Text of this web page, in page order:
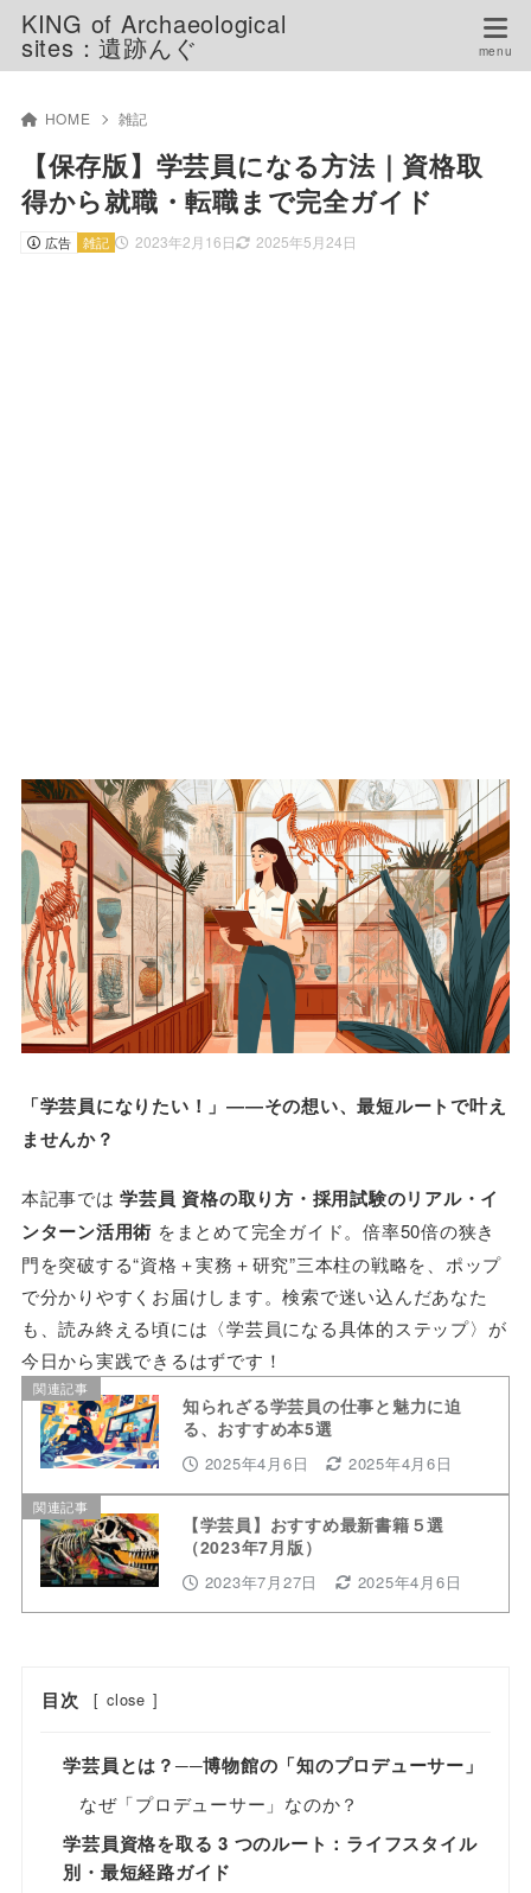
KING of Archaeological
sites：遺跡んぐ
HOME 雑記
【保存版】学芸員になる方法｜資格取
得から就職・転職まで完全ガイド
広告 2023年2月16日 2025年5月24日
雑記
「学芸員になりたい！」――その想い、最短ルートで叶え
ませんか？
本記事では学芸員 資格の取り方・採用試験のリアル・イ
ンターン活用術 をまとめて完全ガイド。倍率50倍の狭き
門を突破する“資格＋実務＋研究”三本柱の戦略を、ポップ
で分かりやすくお届けします。検索で迷い込んだあなた
も、読み終える頃には〈学芸員になる具体的ステップ〉が
今日から実践できるはずです！
関連記事
知られざる学芸員の仕事と魅力に迫
る、おすすめ本5選
2025年4月6日 2025年4月6日
関連記事
【学芸員】おすすめ最新書籍５選
（2023年7月版）
2023年7月27日 2025年4月6日
目次 [ close ]
学芸員とは？──博物館の「知のプロデューサー」
なぜ「プロデューサー」なのか？
学芸員資格を取る 3 つのルート：ライフスタイル
別・最短経路ガイド